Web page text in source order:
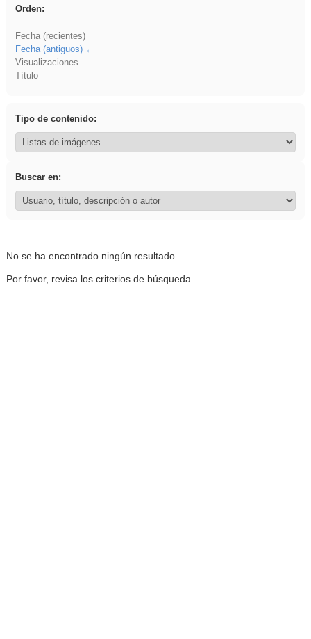
Orden:
Fecha (recientes)
Fecha (antiguos)
Visualizaciones
Título
Tipo de contenido:
Buscar en:
No se ha encontrado ningún resultado.
Por favor, revisa los criterios de búsqueda.